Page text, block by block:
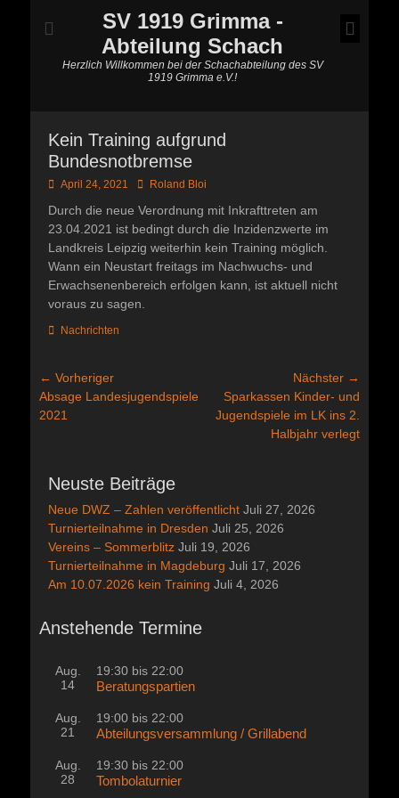
SV 1919 Grimma -
Abteilung Schach
Herzlich Willkommen bei der Schachabteilung des SV
1919 Grimma e.V.!
Kein Training aufgrund
Bundesnotbremse
Posted
April 24, 2021 AutorRoland Bloi
Durch die neue Verordnung mit Inkrafttreten am
23.04.2021 ist bedingt durch die Inzidenzwerte im
Landkreis Leipzig weiterhin kein Training möglich.
Wann ein Neustart freitags im Nachwuchs- und
Erwachsenenbereich erfolgen kann, ist aktuell nicht
voraus zu sagen.
Kategorien
Nachrichten
Beitragsnavigation
← Vorheriger
Vorheriger
Beitrag:
Absage Landesjugendspiele
2021
Nächster →
Nächster
Beitrag:
Sparkassen Kinder- und
Jugendspiele im LK ins 2.
Halbjahr verlegt
Neuste Beiträge
Neue DWZ – Zahlen veröffentlicht Juli 27, 2026
Turnierteilnahme in Dresden Juli 25, 2026
Vereins – Sommerblitz Juli 19, 2026
Turnierteilnahme in Magdeburg Juli 17, 2026
Am 10.07.2026 kein Training Juli 4, 2026
Anstehende Termine
Aug.
14
19:30 bis 22:00
Beratungspartien
Aug.
21
19:00 bis 22:00
Abteilungsversammlung / Grillabend
Aug.
28
19:30 bis 22:00
Tombolaturnier